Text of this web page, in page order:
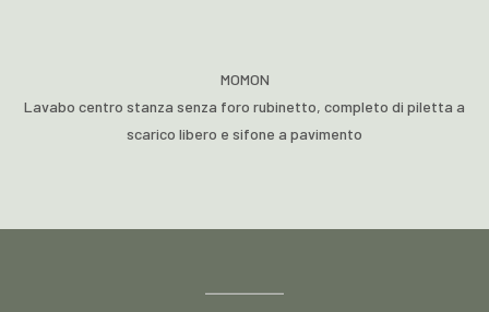
MOMON
Lavabo centro stanza senza foro rubinetto, completo di piletta a
scarico libero e sifone a pavimento